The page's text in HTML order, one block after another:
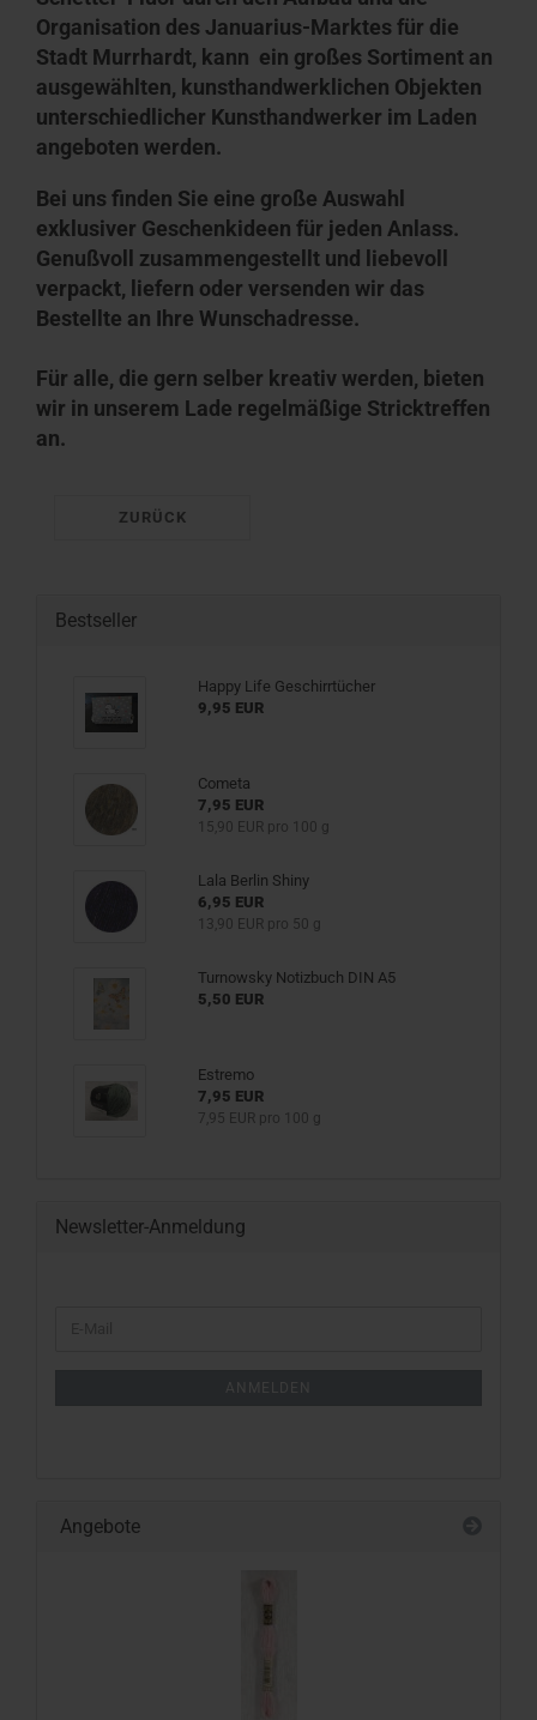
Organisation des Januarius-Marktes für die
Stadt Murrhardt, kann ein großes Sortiment an
ausgewählten, kunsthandwerklichen Objekten
unterschiedlicher Kunsthandwerker im Laden
angeboten werden.
Bei uns finden Sie eine große Auswahl
exklusiver Geschenkideen für jeden Anlass.
Genußvoll zusammengestellt und liebevoll
verpackt, liefern oder versenden wir das
Bestellte an Ihre Wunschadresse.
Für alle, die gern selber kreativ werden, bieten
wir in unserem Lade regelmäßige Stricktreffen
an.
ZURÜCK
Bestseller
Happy Life Geschirrtücher
9,95 EUR
Cometa
7,95 EUR
15,90 EUR pro 100 g
Lala Berlin Shiny
6,95 EUR
13,90 EUR pro 50 g
Turnowsky Notizbuch DIN A5
5,50 EUR
Estremo
7,95 EUR
7,95 EUR pro 100 g
Newsletter-Anmeldung
Angebote